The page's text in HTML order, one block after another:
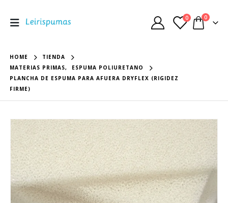
0 0
HOME
TIENDA
MATERIAS PRIMAS,
ESPUMA POLIURETANO
PLANCHA DE ESPUMA PARA AFUERA DRYFLEX (RIGIDEZ
FIRME)